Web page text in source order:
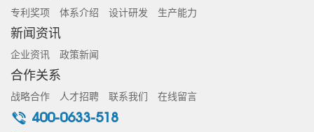
专利奖项 体系介绍 设计研发 生产能力
新闻资讯
企业资讯 政策新闻
合作关系
战略合作 人才招聘 联系我们 在线留言
400-0633-518